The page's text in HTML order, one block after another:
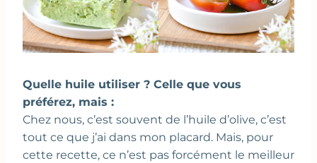
Quelle huile utiliser ? Celle que vous
préférez, mais :
Chez nous, c’est souvent de l’huile d’olive, c’est
tout ce que j’ai dans mon placard. Mais, pour
cette recette, ce n’est pas forcément le meilleur